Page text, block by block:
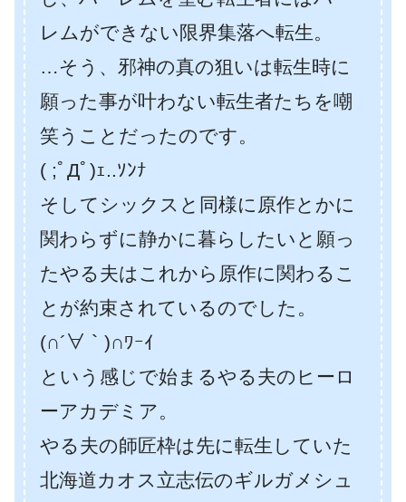
レムができない限界集落へ転生。
…そう、邪神の真の狙いは転生時に
願った事が叶わない転生者たちを嘲
笑うことだったのです。
( ;ﾟДﾟ)ｪ..ｿﾝﾅ
そしてシックスと同様に原作とかに
関わらずに静かに暮らしたいと願っ
たやる夫はこれから原作に関わるこ
とが約束されているのでした。
(∩´∀｀)∩ﾜｰｲ
という感じで始まるやる夫のヒーロ
ーアカデミア。
やる夫の師匠枠は先に転生していた
北海道カオス立志伝のギルガメシュ